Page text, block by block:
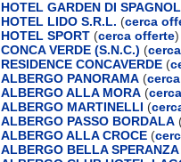
HOTEL GARDEN DI
HOTEL LIDO S.R.L. (cerca
HOTEL SPORT (cerca offerte)
CONCA VERDE (S.N.C.) (
RESIDENCE CONCAVERDE (
ALBERGO PANORAMA (
ALBERGO ALLA MORA (
ALBERGO MARTINELLI (
ALBERGO PASSO BORDALA
ALBERGO ALLA CROCE (
ALBERGO BELLA SPERANZA